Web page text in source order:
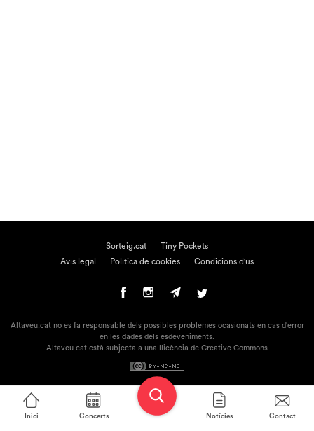
Inici Concerts Notícies Contact
Sorteig.cat
Tiny Pockets
Avís legal
Política de cookies Condicions d'ús
Altaveu.cat no es fa responsable dels possibles problemes ocasionats en cas d'error
en les dades dels esdeveniments.
Altaveu.cat està subjecta a una llicència de Creative Commons